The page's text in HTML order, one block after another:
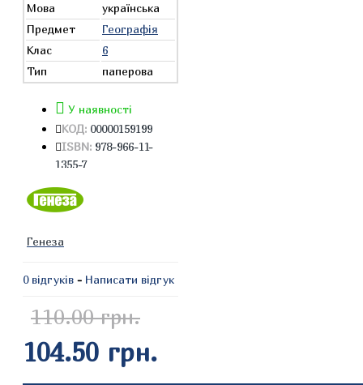
Мова
українська
Предмет
Географія
Клас
6
Тип
паперова
У наявності
КОД: 00000159199
ISBN: 978-966-11-
1355-7
Генеза
0 відгуків - Написати відгук
110.00 грн.
104.50 грн.